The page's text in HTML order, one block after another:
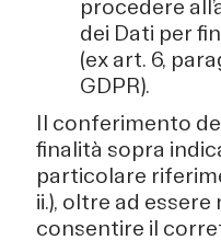
procedere
dei Dati per
(ex art. 6,
GDPR).
Il conferimento
finalità sopra
particolare
ii.), oltre ad
consentire il